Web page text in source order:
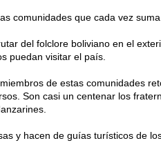
comunidades que cada vez
del folclore boliviano en el
puedan visitar el país.
de estas comunidades
Son casi un centenar los
y hacen de guías turísticos de